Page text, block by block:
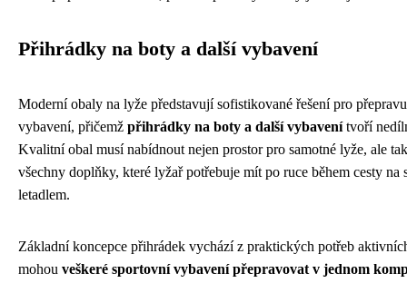
Přihrádky na boty a další vybavení
Moderní obaly na lyže představují sofistikované řešení pro
vybavení, přičemž přihrádky na boty a další vybavenítvoří
Kvalitní obal musí nabídnout nejen prostor pro samotné lyže, ale
všechny doplňky, které lyžař potřebuje mít po ruce během cesty na
letadlem.
Základní koncepce přihrádek vychází z praktických potřeb
mohou veškeré sportovní vybavení přepravovat v jednom